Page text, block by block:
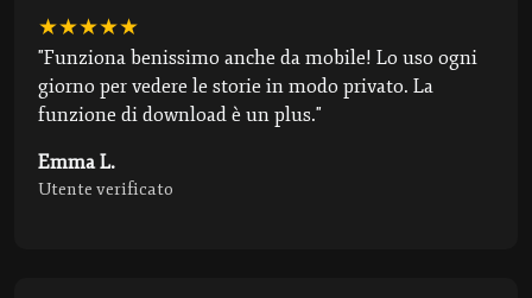
★★★★★
"Funziona benissimo anche da mobile! Lo uso ogni
giorno per vedere le storie in modo privato. La
funzione di download è un plus."
Emma L.
Utente verificato